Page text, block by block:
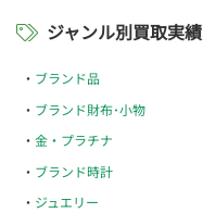
ジャンル別買取実績
ブランド品
ブランド財布･小物
金・プラチナ
ブランド時計
ジュエリー